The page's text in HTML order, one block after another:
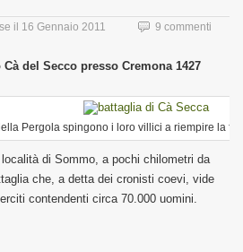
il 16 Gennaio 2011 9 commenti
del Secco presso Cremona 1427
Pergola spingono i loro villici a riempire la
di Sommo, a pochi chilometri da
che, a detta dei cronisti coevi, vide
contendenti circa 70.000 uomini.